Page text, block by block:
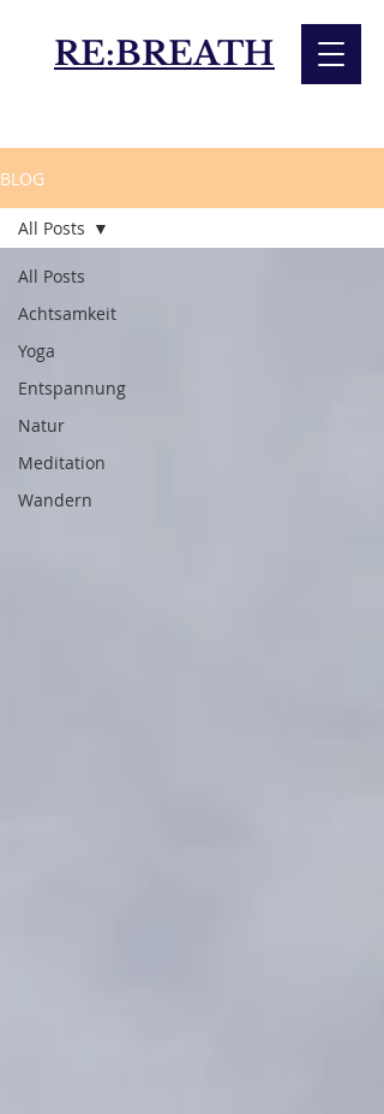
RE:BREATH
BLOG
All Posts
Achtsamkeit
Yoga
Entspannung
Natur
Meditation
Wandern
All Posts